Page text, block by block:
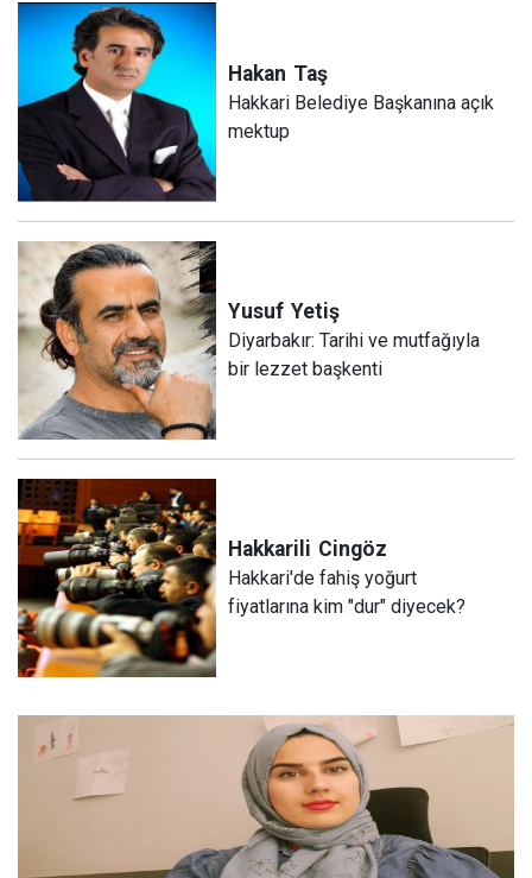
Hakan Taş
Hakkari Belediye Başkanına açık
mektup
Yusuf Yetiş
Diyarbakır: Tarihi ve mutfağıyla
bir lezzet başkenti
Hakkarili Cingöz
Hakkari'de fahiş yoğurt
fiyatlarına kim "dur" diyecek?